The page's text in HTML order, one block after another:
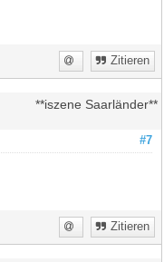
Zitieren
**iszene Saarländer**
#7
Zitieren